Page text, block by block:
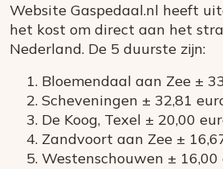
Website Gaspedaal.nl heeft
het kost om direct aan het
Nederland. De 5 duurste zijn:
Bloemendaal aan Zee ±
Scheveningen ± 32,81
De Koog, Texel ± 20,00
Zandvoort aan Zee ±
Westenschouwen ± 16,00